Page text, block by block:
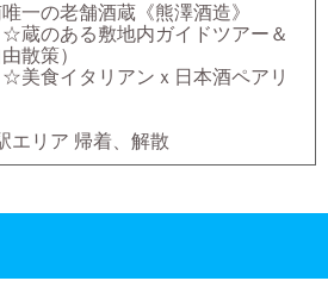
一の老舗酒蔵《熊澤酒造》
地内ガイドツアー＆
散策）
アンｘ日本酒ペアリ
ア 帰着、解散